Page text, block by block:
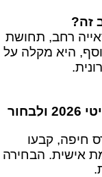
זה?
רחב, תחושת
היא מקלה על
רוצים להתרשם מקרוב מהטויוטה סיטי 2026 ולבחור
חיפה, קבעו
אישית. הבחירה